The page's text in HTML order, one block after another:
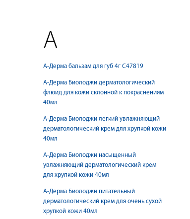
А
А-Дерма бальзам для губ 4г С47819
А-Дерма Биолоджи дерматологический
флюид для кожи склонной к покраснениям
40мл
А-Дерма Биолоджи легкий увлажняющий
дерматологический крем для хрупкой кожи
40мл
А-Дерма Биолоджи насыщенный
увлажняющий дерматологический крем
для хрупкой кожи 40мл
А-Дерма Биолоджи питательный
дерматологический крем для очень сухой
хрупкой кожи 40мл